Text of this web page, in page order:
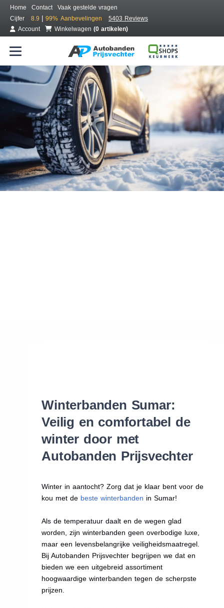
Home Contact
Vaak gestelde vragen
Cijfer
8.9 | 99% Aanbevelingen
5403 Reviews
Account
Winkelwagen (0 artikelen)
Bestel voordelig winterbanden
Gratis bezorgd of montage bij jou in de buurt
Seizoen:
Merken:
Winterbanden Sumar:
Veilig en comfortabel de
winter door met
Autobanden Prijsvechter
Winter in aantocht? Zorg dat je klaar bent voor de
kou met de beste winterbanden in Sumar!
Als de temperatuur daalt en de wegen glad
worden, zijn winterbanden geen overbodige luxe,
maar een levensbelangrijke veiligheidsmaatregel.
Bij Autobanden Prijsvechter begrijpen we dat en
bieden we een uitgebreid assortiment
hoogwaardige winterbanden tegen de scherpste
prijzen.